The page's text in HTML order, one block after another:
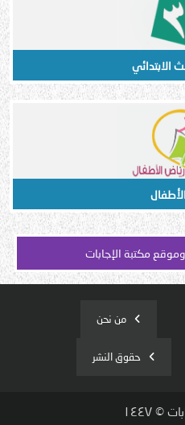
الابتدائي
مكتبة الإجابات
من نحن
حقوق النشر
© ١٤٤٧